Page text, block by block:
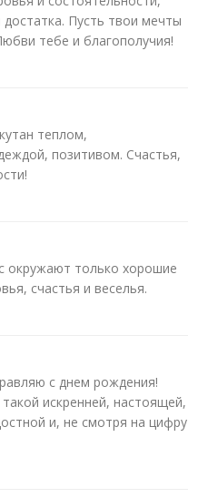
Пусть твои мечты
тебе и благополучия!
теплом,
позитивом. Счастья,
окружают только хорошие
счастья и веселья.
с днем рождения!
искренней, настоящей,
и, не смотря на цифру